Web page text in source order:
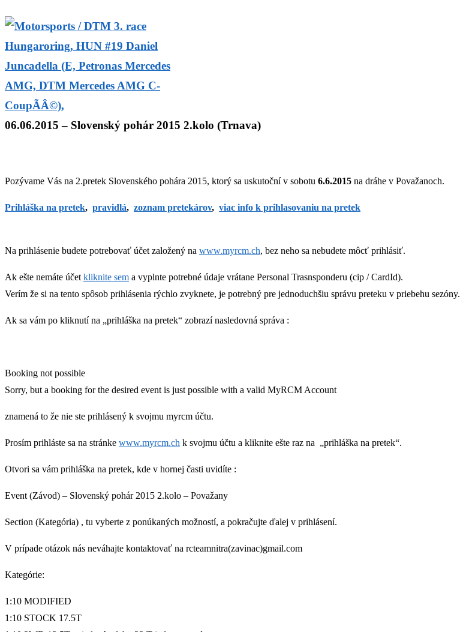
06.06.2015 – Slovenský pohár 2015 2.kolo (Trnava)
Pozývame Vás na 2.pretek Slovenského pohára 2015, ktorý sa uskutoční v sobotu 6.6.2015 na dráhe v Považanoch.
Prihláška na pretek, pravidlá, zoznam pretekárov, viac info k prihlasovaniu na pretek
Na prihlásenie budete potrebovať účet založený na www.myrcm.ch, bez neho sa nebudete môcť prihlásiť.
Ak ešte nemáte účet kliknite sem a vyplnte potrebné údaje vrátane Personal Trasnsponderu (cip / CardId).
Verím že si na tento spôsob prihlásenia rýchlo zvyknete, je potrebný pre jednoduchšiu správu preteku v priebehu sezóny.
Ak sa vám po kliknutí na „prihláška na pretek“ zobrazí nasledovná správa :
Booking not possible
Sorry, but a booking for the desired event is just possible with a valid MyRCM Account
znamená to že nie ste prihlásený k svojmu myrcm účtu.
Prosím prihláste sa na stránke www.myrcm.ch k svojmu účtu a kliknite ešte raz na „prihláška na pretek“.
Otvori sa vám prihláška na pretek, kde v hornej časti uvidíte :
Event (Závod) – Slovenský pohár 2015 2.kolo – Považany
Section (Kategória) , tu vyberte z ponúkaných možností, a pokračujte ďalej v prihlásení.
V prípade otázok nás neváhajte kontaktovať na rcteamnitra(zavinac)gmail.com
Kategórie:
1:10 MODIFIED
1:10 STOCK 17.5T